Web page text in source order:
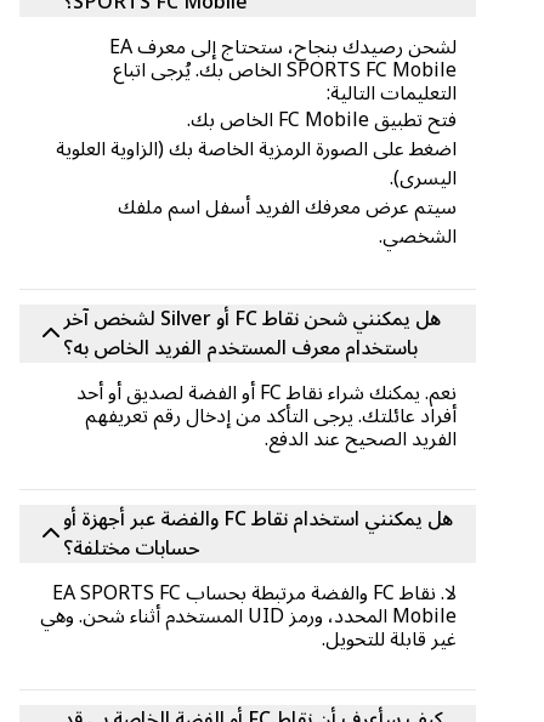
لشحن رصيدك بنجاح، ستحتاج إلى معرف EA
SPORTS FC Mobile الخاص بك. يُرجى اتباع
التعليمات التالية:
فتح تطبيق FC Mobile الخاص بك.
اضغط على الصورة الرمزية الخاصة بك (الزاوية العلوية
اليسرى).
سيتم عرض معرفك الفريد أسفل اسم ملفك
الشخصي.
هل يمكنني شحن نقاط FC أو Silver لشخص آخر
باستخدام معرف المستخدم الفريد الخاص به؟
نعم. يمكنك شراء نقاط FC أو الفضة لصديق أو أحد
أفراد عائلتك. يرجى التأكد من إدخال رقم تعريفهم
الفريد الصحيح عند الدفع.
هل يمكنني استخدام نقاط FC والفضة عبر أجهزة أو
حسابات مختلفة؟
لا. نقاط FC والفضة مرتبطة بحساب EA SPORTS FC
Mobile المحدد، ورمز UID المستخدم أثناء شحن. وهي
غير قابلة للتحويل.